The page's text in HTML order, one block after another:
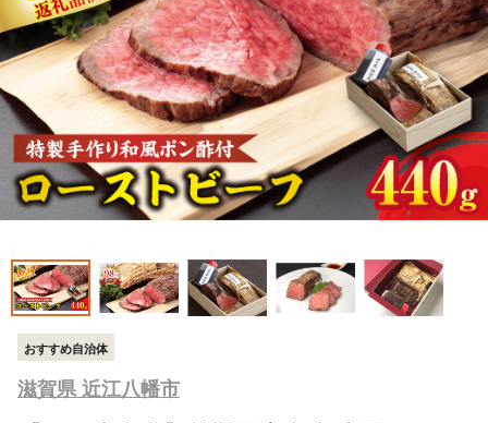
おすすめ自治体
滋賀県 近江八幡市